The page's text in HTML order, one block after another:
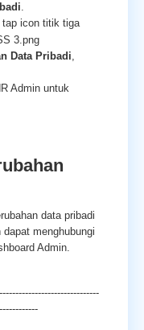
.
tap icon titik tiga
Data Pribadi
Admin untuk
data pribadi
menghubungi
Admin.